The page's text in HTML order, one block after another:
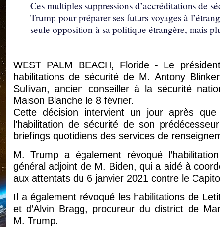
Ces multiples suppressions d’accréditations de
Trump pour préparer ses futurs voyages à
seule opposition à sa politique étrangère, mais
WEST PALM BEACH, Floride - Le
habilitations de sécurité de M. Antony
Sullivan, ancien conseiller à la sécurité
Maison Blanche le 8 février.
Cette décision intervient un jour après
l’habilitation de sécurité de son
briefings quotidiens des services de
M. Trump a également révoqué
général adjoint de M. Biden, qui a aidé à
aux attentats du 6 janvier 2021 contre le
Il a également révoqué les habilitations de
et d’Alvin Bragg, procureur du district de
M. Trump.